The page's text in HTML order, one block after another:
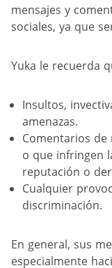
mensajes y
sociales, ya que
Yuka le recuerda
Insultos,
amenazas.
Comentarios de
o que infringen
reputación o
Cualquier
discriminación.
En general, sus
especialmente